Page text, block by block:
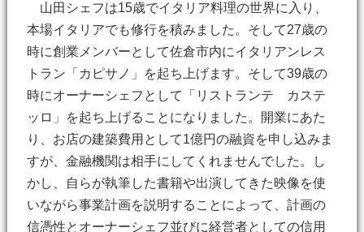
山田シェフは15歳でイタリア料理の世界に入り、
本場イタリアでも修行を積みました。そして27歳の
時に創業メンバーとして佐倉市内にイタリアンレス
トラン「カピサノ」を起ち上げます。そして39歳の
時にオーナーシェフとして「リストランテ カステ
ッロ」を起ち上げることになりました。開業にあた
り、お店の建築費用として1億円の融資を申し込みま
すが、金融機関は相手にしてくれませんでした。し
かし、自らが執筆した書籍や出演してきた映像を使
いながら事業計画を説明することによって、計画の
信憑性とオーナーシェフ並びに経営者としての信用